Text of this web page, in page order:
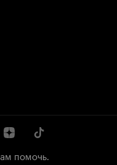
помочь.